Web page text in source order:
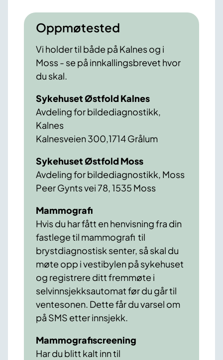
Oppmøtested
Vi holder til både på Kalnes og i
Moss - se på innkallingsbrevet hvor
du skal.
Sykehuset Østfold Kalnes
Avdeling for bildediagnostikk,
Kalnes
Kalnesveien 300,1714 Grålum
Sykehuset Østfold Moss
Avdeling for bildediagnostikk, Moss
Peer Gynts vei 78, 1535 Moss
Mammografi
Hvis du har fått en henvisning fra din
fastlege til mammografi til
brystdiagnostisk senter, så skal du
møte opp i vestibylen på sykehuset
og registrere ditt fremmøte i
selvinnsjekksautomat før du går til
ventesonen. Dette får du varsel om
på SMS etter innsjekk.
Mammografiscreening
Har du blitt kalt inn til